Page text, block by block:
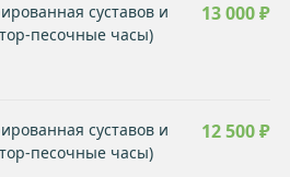
суставов и
песочные часы)
13 000 ₽
суставов и
песочные часы)
12 500 ₽